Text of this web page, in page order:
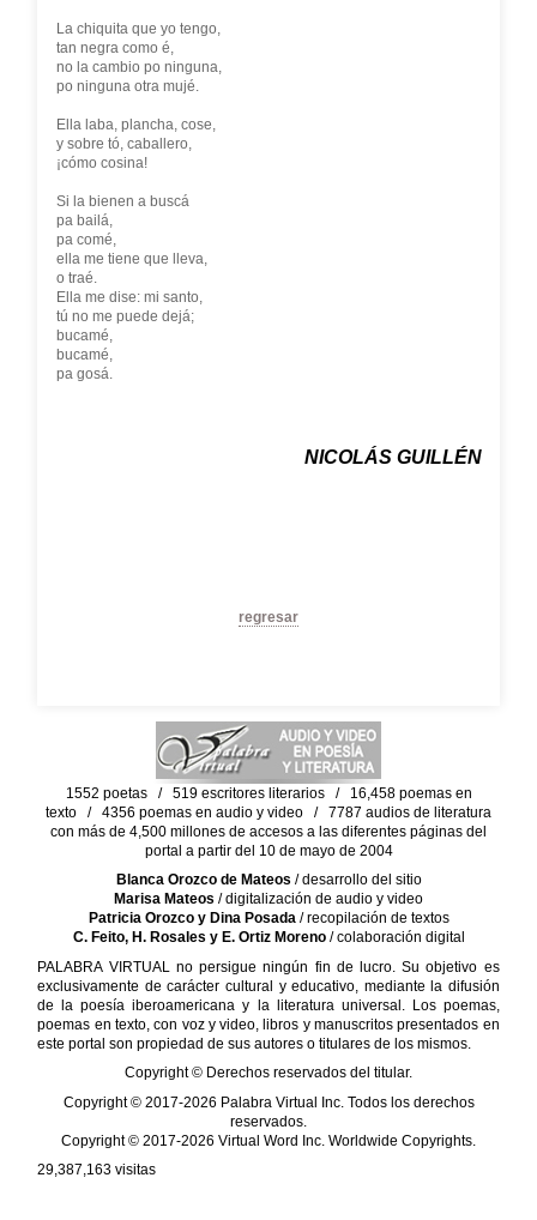
La chiquita que yo tengo,
tan negra como é,
no la cambio po ninguna,
po ninguna otra mujé.
Ella laba, plancha, cose,
y sobre tó, caballero,
¡cómo cosina!
Si la bienen a buscá
pa bailá,
pa comé,
ella me tiene que lleva,
o traé.
Ella me dise: mi santo,
tú no me puede dejá;
bucamé,
bucamé,
pa gosá.
NICOLÁS GUILLÉN
regresar
1552 poetas / 519 escritores literarios / 16,458 poemas en
texto / 4356 poemas en audio y video / 7787 audios de literatura
con más de 4,500 millones de accesos a las diferentes páginas del
portal a partir del 10 de mayo de 2004
Blanca Orozco de Mateos / desarrollo del sitio
Marisa Mateos / digitalización de audio y video
Patricia Orozco y Dina Posada/ recopilación de textos
C. Feito, H. Rosales y E. Ortiz Moreno/ colaboración digital
PALABRA VIRTUAL no persigue ningún fin de lucro. Su objetivo es
exclusivamente de carácter cultural y educativo, mediante la difusión
de la poesía iberoamericana y la literatura universal. Los poemas,
poemas en texto, con voz y video, libros y manuscritos presentados en
este portal son propiedad de sus autores o titulares de los mismos.
Copyright © Derechos reservados del titular.
Copyright © 2017-2026 Palabra Virtual Inc. Todos los derechos
reservados.
Copyright © 2017-2026 Virtual Word Inc. Worldwide Copyrights.
29,387,163 visitas